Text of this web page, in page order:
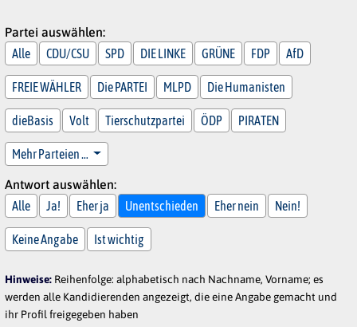
Partei auswählen:
Alle
CDU/CSU SPD DIE LINKE GRÜNE FDP AfD
FREIE WÄHLER Die PARTEI MLPD Die Humanisten
dieBasis Volt Tierschutzpartei ÖDP PIRATEN
Mehr Parteien …
Antwort auswählen:
Alle
Ja! Eher ja Unentschieden Eher nein Nein!
Keine Angabe Ist wichtig
Hinweise: Reihenfolge: alphabetisch nach Nachname, Vorname; es
werden alle Kandidierenden angezeigt, die eine Angabe gemacht und
ihr Profil freigegeben haben